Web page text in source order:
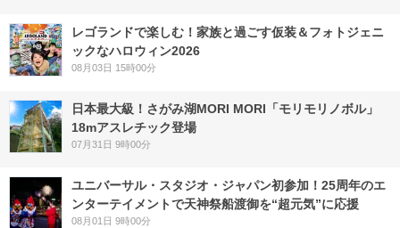
レゴランドで楽しむ！家族と過ごす仮装＆フォトジェニ
ックなハロウィン2026
08月03日 15時00分
日本最大級！さがみ湖MORI MORI「モリモリノボル」
18mアスレチック登場
07月31日 9時00分
ユニバーサル・スタジオ・ジャパン初参加！25周年のエ
ンターテイメントで天神祭船渡御を“超元気”に応援
08月01日 9時00分